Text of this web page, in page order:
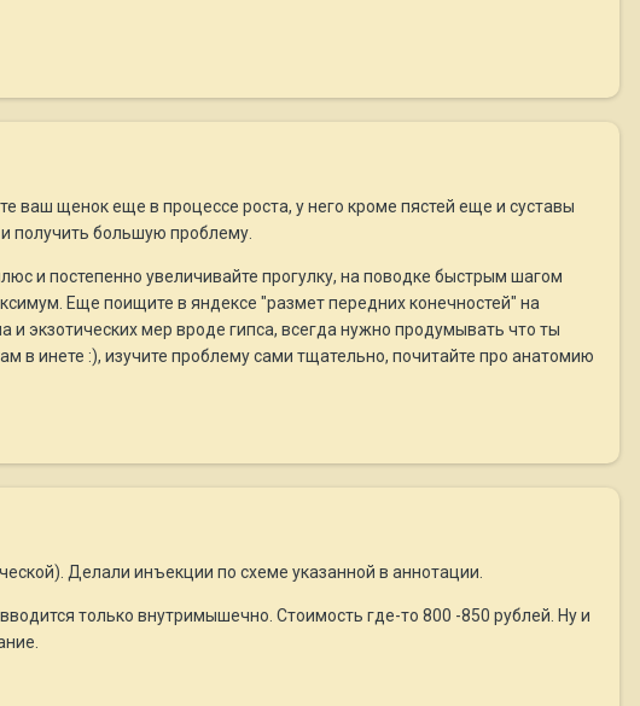
ваш щенок еще в процессе роста, у него кроме пястей еще и суставы
получить большую проблему.
и постепенно увеличивайте прогулку, на поводке быстрым шагом
Еще поищите в яндексе "размет передних конечностей" на
экзотических мер вроде гипса, всегда нужно продумывать что ты
в инете :), изучите проблему сами тщательно, почитайте про анатомию
Делали инъекции по схеме указанной в аннотации.
только внутримышечно. Стоимость где-то 800 -850 рублей. Ну и